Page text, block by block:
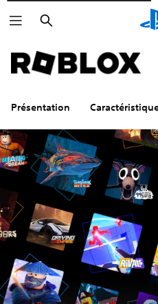
Rechercher
Présentation